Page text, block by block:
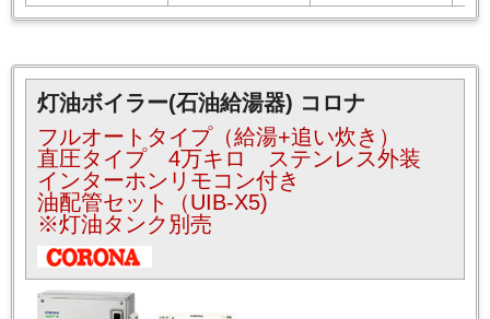
灯油ボイラー(石油給湯器) コロナ
フルオートタイプ（給湯+追い炊き）
直圧タイプ 4万キロ ステンレス外装
インターホンリモコン付き
油配管セット（UIB-X5)
※灯油タンク別売